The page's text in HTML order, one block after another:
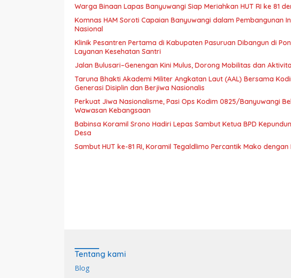
Warga Binaan Lapas Banyuwangi Siap Meriahkan HUT RI ke 81
Komnas HAM Soroti Capaian Banyuwangi dalam Pembangunan
Nasional
Klinik Pesantren Pertama di Kabupaten Pasuruan Dibangun di
Layanan Kesehatan Santri
Jalan Bulusari–Genengan Kini Mulus, Dorong Mobilitas dan
Taruna Bhakti Akademi Militer Angkatan Laut (AAL) Bersama
Generasi Disiplin dan Berjiwa Nasionalis
Perkuat Jiwa Nasionalisme, Pasi Ops Kodim 0825/Banyuwangi
Wawasan Kebangsaan
Babinsa Koramil Srono Hadiri Lepas Sambut Ketua BPD
Desa
Sambut HUT ke-81 RI, Koramil Tegaldlimo Percantik Mako
Tentang kami
Blog